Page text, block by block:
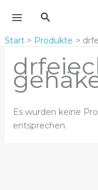
Inhalt
Suchen
Start Produkte
Es wurden keine
entsprechen.